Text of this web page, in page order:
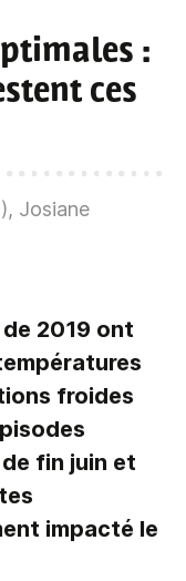
:
ces
Josiane
2019 ont
froides
fin juin et
impacté le